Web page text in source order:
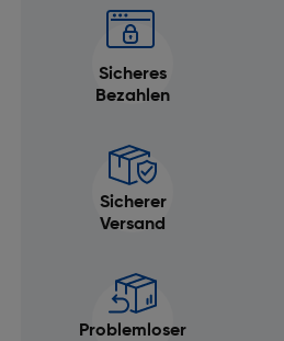
Sicheres
Bezahlen
Sicherer
Versand
Problemloser